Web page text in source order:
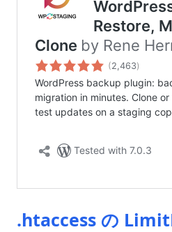
.htaccess の